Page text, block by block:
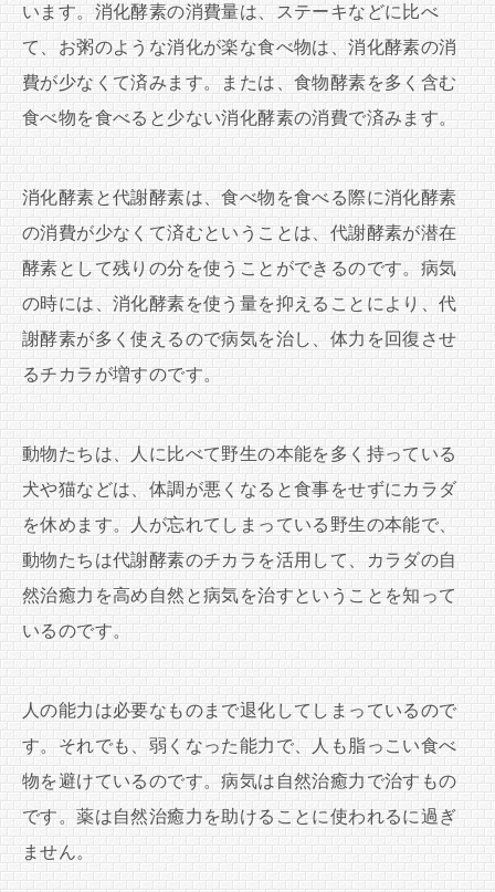
います。消化酵素の消費量は、ステーキなどに比べ
て、お粥のような消化が楽な食べ物は、消化酵素の消
費が少なくて済みます。または、食物酵素を多く含む
食べ物を食べると少ない消化酵素の消費で済みます。
消化酵素と代謝酵素は、食べ物を食べる際に消化酵素
の消費が少なくて済むということは、代謝酵素が潜在
酵素として残りの分を使うことができるのです。病気
の時には、消化酵素を使う量を抑えることにより、代
謝酵素が多く使えるので病気を治し、体力を回復させ
るチカラが増すのです。
動物たちは、人に比べて野生の本能を多く持っている
犬や猫などは、体調が悪くなると食事をせずにカラダ
を休めます。人が忘れてしまっている野生の本能で、
動物たちは代謝酵素のチカラを活用して、カラダの自
然治癒力を高め自然と病気を治すということを知って
いるのです。
人の能力は必要なものまで退化してしまっているので
す。それでも、弱くなった能力で、人も脂っこい食べ
物を避けているのです。病気は自然治癒力で治すもの
です。薬は自然治癒力を助けることに使われるに過ぎ
ません。